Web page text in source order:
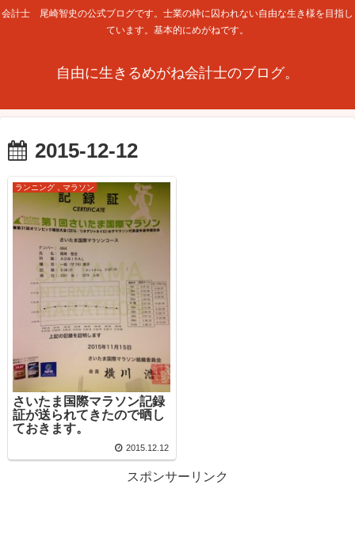
会計士 尾崎智史の公式ブログです。士業の枠に囚われない自由な生き様を目指し
ています。基本的にめがねです。
自由に生きるめがね会計士のブログ。
2015-12-12
ランニング，マラソン
さいたま国際マラソン記録
証が送られてきたので晒し
ておきます。
2015.12.12
スポンサーリンク